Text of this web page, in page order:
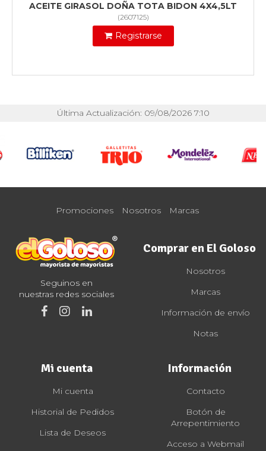
ACEITE GIRASOL DOÑA TOTA BIDON 4X4,5LT
(2607125)
Registrarse
Última Actualización: 09/08/2026 7:10
Promociones Nosotros Marcas
Seguinos en
nuestras redes sociales
Comprar en El Goloso
Nosotros
Marcas
Información de envío
Notas
Mi cuenta
Mi cuenta
Historial de Pedidos
Lista de Deseos
Información
Contacto
Botón de
Arrepentimiento
Acceso a Webmail